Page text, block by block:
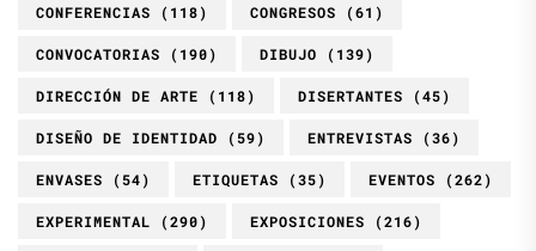
CONFERENCIAS (118) CONGRESOS (61)
CONVOCATORIAS (190) DIBUJO (139)
DIRECCIÓN DE ARTE (118) DISERTANTES (45)
DISEÑO DE IDENTIDAD (59) ENTREVISTAS (36)
ENVASES (54) ETIQUETAS (35) EVENTOS (262)
EXPERIMENTAL (290) EXPOSICIONES (216)